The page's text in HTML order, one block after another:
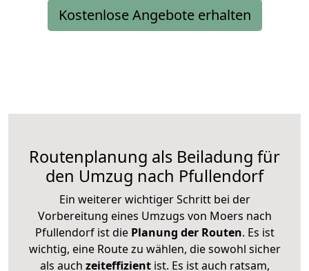
Kostenlose Angebote erhalten
Routenplanung als Beiladung für
den Umzug nach Pfullendorf
Ein weiterer wichtiger Schritt bei der
Vorbereitung eines Umzugs von Moers nach
Pfullendorf ist diePlanung der Routen. Es ist
wichtig, eine Route zu wählen, die sowohl sicher
als auch zeiteffizientist. Es ist auch ratsam,